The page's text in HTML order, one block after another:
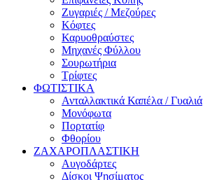
Ζυγαριές / Μεζούρες
Κόφτες
Καρυοθραύστες
Μηχανές Φύλλου
Σουρωτήρια
Τρίφτες
ΦΩΤΙΣΤΙΚΑ
Ανταλλακτικά Καπέλα / Γυαλιά
Μονόφωτα
Πορτατίφ
Φθορίου
ΖΑΧΑΡΟΠΛΑΣΤΙΚΗ
Αυγοδάρτες
Δίσκοι Ψησίματος